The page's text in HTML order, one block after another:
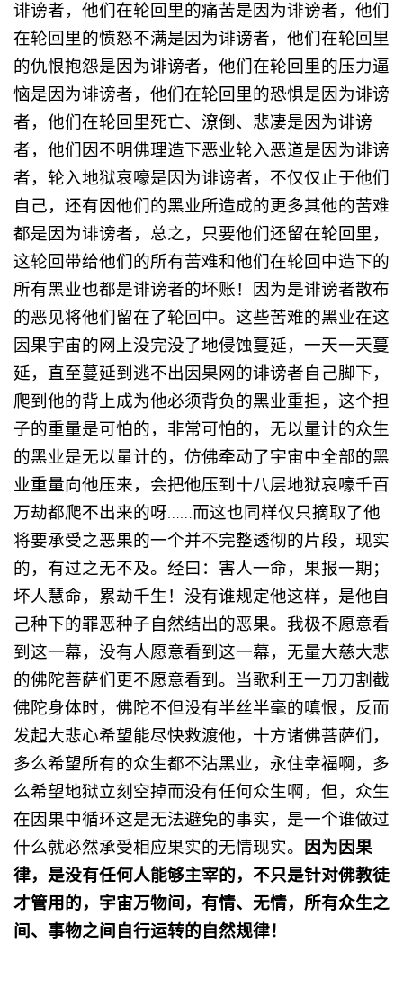
诽谤者，他们在轮回里的痛苦是因为诽谤者，他们
在轮回里的愤怒不满是因为诽谤者，他们在轮回里
的仇恨抱怨是因为诽谤者，他们在轮回里的压力逼
恼是因为诽谤者，他们在轮回里的恐惧是因为诽谤
者，他们在轮回里死亡、潦倒、悲凄是因为诽谤
者，他们因不明佛理造下恶业轮入恶道是因为诽谤
者，轮入地狱哀嚎是因为诽谤者，不仅仅止于他们
自己，还有因他们的黑业所造成的更多其他的苦难
都是因为诽谤者，总之，只要他们还留在轮回里，
这轮回带给他们的所有苦难和他们在轮回中造下的
所有黑业也都是诽谤者的坏账！因为是诽谤者散布
的恶见将他们留在了轮回中。这些苦难的黑业在这
因果宇宙的网上没完没了地侵蚀蔓延，一天一天蔓
延，直至蔓延到逃不出因果网的诽谤者自己脚下，
爬到他的背上成为他必须背负的黑业重担，这个担
子的重量是可怕的，非常可怕的，无以量计的众生
的黑业是无以量计的，仿佛牵动了宇宙中全部的黑
业重量向他压来，会把他压到十八层地狱哀嚎千百
万劫都爬不出来的呀……而这也同样仅只摘取了他
将要承受之恶果的一个并不完整透彻的片段，现实
的，有过之无不及。经曰：害人一命，果报一期；
坏人慧命，累劫千生！没有谁规定他这样，是他自
己种下的罪恶种子自然结出的恶果。我极不愿意看
到这一幕，没有人愿意看到这一幕，无量大慈大悲
的佛陀菩萨们更不愿意看到。当歌利王一刀刀割截
佛陀身体时，佛陀不但没有半丝半毫的嗔恨，反而
发起大悲心希望能尽快救渡他，十方诸佛菩萨们，
多么希望所有的众生都不沾黑业，永住幸福啊，多
么希望地狱立刻空掉而没有任何众生啊，但，众生
在因果中循环这是无法避免的事实，是一个谁做过
什么就必然承受相应果实的无情现实。
因为因果
律，是没有任何人能够主宰的，不只是针对佛教徒
才管用的，宇宙万物间，有情、无情，所有众生之
间、事物之间自行运转的自然规律！